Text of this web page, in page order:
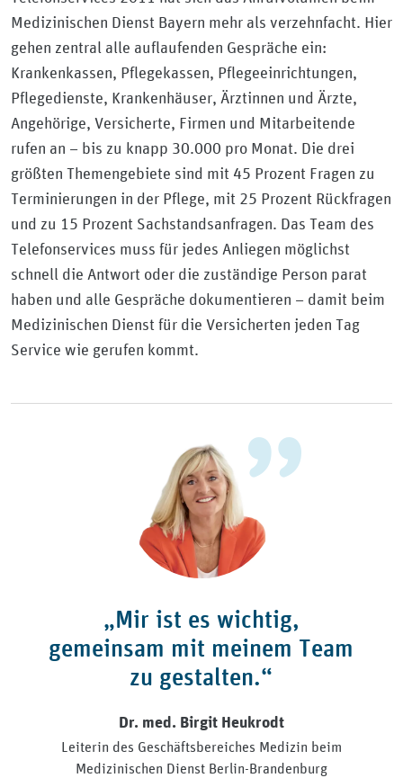
Medizinischen Dienst Bayern mehr als verzehnfacht. Hier
gehen zentral alle auflaufenden Gespräche ein:
Krankenkassen, Pflegekassen, Pflegeeinrichtungen,
Pflegedienste, Krankenhäuser, Ärztinnen und Ärzte,
Angehörige, Versicherte, Firmen und Mitarbeitende
rufen an – bis zu knapp 30.000 pro Monat. Die drei
größten Themengebiete sind mit 45 Prozent Fragen zu
Terminierungen in der Pflege, mit 25 Prozent Rückfragen
und zu 15 Prozent Sachstandsanfragen. Das Team des
Telefonservices muss für jedes Anliegen möglichst
schnell die Antwort oder die zuständige Person parat
haben und alle Gespräche dokumentieren – damit beim
Medizinischen Dienst für die Versicherten jeden Tag
Service wie gerufen kommt.
„Mir ist es wichtig,
gemeinsam mit meinem Team
zu gestalten.“
Dr. med. Birgit Heukrodt
Leiterin des Geschäftsbereiches Medizin beim
Medizinischen Dienst Berlin-Brandenburg